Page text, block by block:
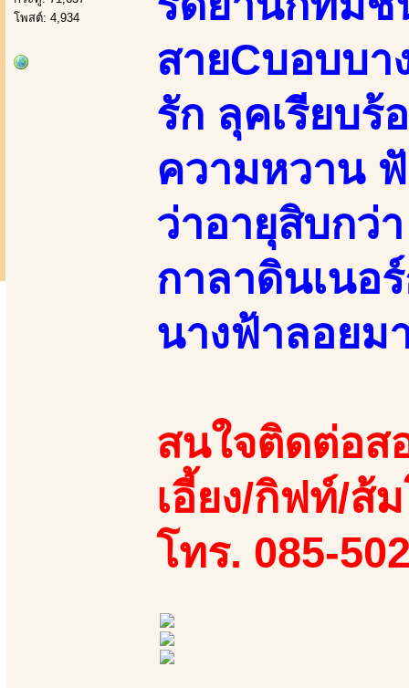
โพสต์: 4,934
สายCบอบบา
รัก ลุคเรียบ
ความหวาน ฟั
ว่าอายุสิบกว่
กาลาดินเนอ
นางฟ้าลอยม
สนใจติดต่อส
เอี้ยง/กิฟท์/ส้
โทร. 085-